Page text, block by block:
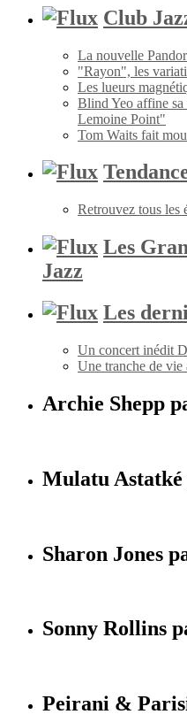
Club
La nouvelle
"Rayon", les
Les lueurs
Blind Yeo affine
Lemoine Point"
Tom Waits fait
Retrouvez tous les
Les
Jazz
Les
Un concert inédit
Une tranche de vie
Archie Shepp
Mulatu
Sharon Jones
Sonny Rollins
Peirani &